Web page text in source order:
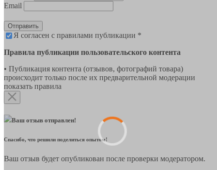
Email
Отправить
Я согласен с правилами публикации *
Правила публикации пользовательского контента
• Публикация контента (отзывов, фотографий товара)
происходит только после их предварительной модерации
показать правила
Ваш отзыв отправлен!
Спасибо, что решили поделиться опытом!
Ваш отзыв будет опубликован после проверки модератором.